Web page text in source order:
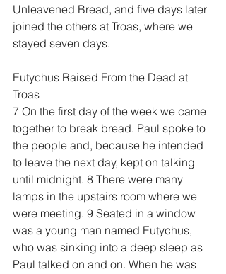
Unleavened Bread, and five days later
joined the others at Troas, where we
stayed seven days.
Eutychus Raised From the Dead at
Troas
7 On the first day of the week we came
together to break bread. Paul spoke to
the people and, because he intended
to leave the next day, kept on talking
until midnight. 8 There were many
lamps in the upstairs room where we
were meeting. 9 Seated in a window
was a young man named Eutychus,
who was sinking into a deep sleep as
Paul talked on and on. When he was